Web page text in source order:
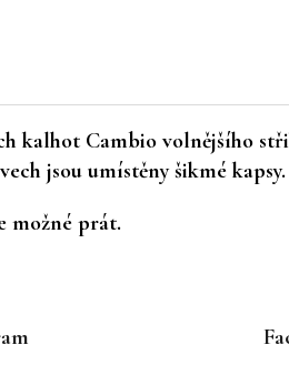
kalhot Cambio volnějšího
jsou umístěny šikmé kapsy.
možné prát.